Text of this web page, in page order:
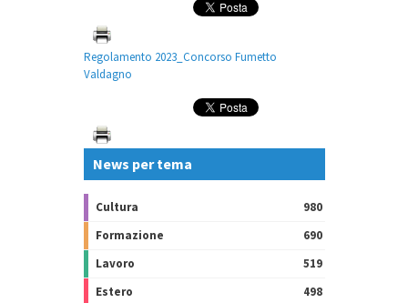
Regolamento 2023_Concorso Fumetto
Valdagno
News per tema
Cultura
980
Formazione
690
Lavoro
519
Estero
498